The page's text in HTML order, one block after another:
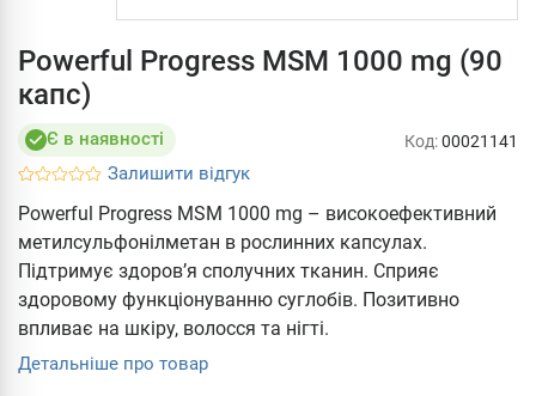
Powerful Progress MSM 1000 mg (90
капс)
Є в наявності
Залишити відгук
Код:00021141
Powerful Progress MSM 1000 mg – високоефективний
метилсульфонілметан в рослинних капсулах.
Підтримує здоров’я сполучних тканин. Сприяє
здоровому функціонуванню суглобів. Позитивно
впливає на шкіру, волосся та нігті.
Детальніше про товар